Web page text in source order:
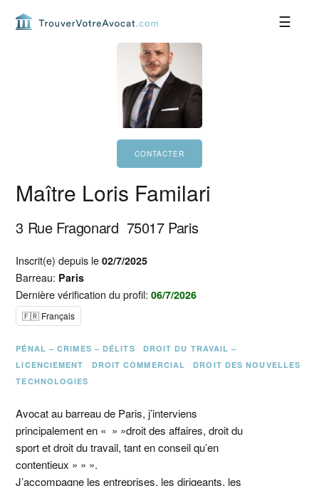
Maître Loris Familari
3 Rue Fragonard 75017 Paris
Inscrit(e) depuis le02/7/2025
Barreau: Paris
Dernière vérification du profil:06/7/2026
🇫🇷 Français
PÉNAL – CRIMES – DÉLITS
DROIT DU TRAVAIL –
LICENCIEMENT
DROIT COMMERCIAL
DROIT DES NOUVELLES
TECHNOLOGIES
Avocat au barreau de Paris, j’interviens
principalement en « » »droit des affaires, droit du
sport et droit du travail, tant en conseil qu’en
contentieux » » ».
J’accompagne les entreprises, les dirigeants, les